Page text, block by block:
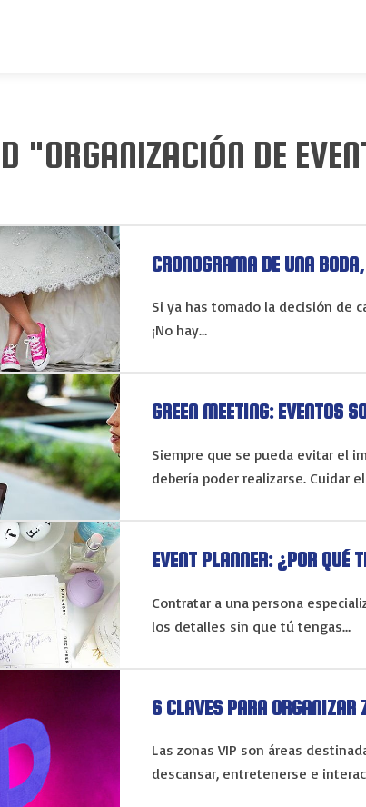
"ORGANIZACIÓN DE
CRONOGRAMA DE UNA
Si ya has tomado la decisión de
¡No hay…
GREEN MEETING: EVENTOS
Siempre que se pueda evitar el
debería poder realizarse. Cuidar
EVENT PLANNER: ¿POR QUÉ
Contratar a una persona
los detalles sin que tú tengas…
6 CLAVES PARA ORGANIZAR
Las zonas VIP son áreas
descansar, entretenerse e